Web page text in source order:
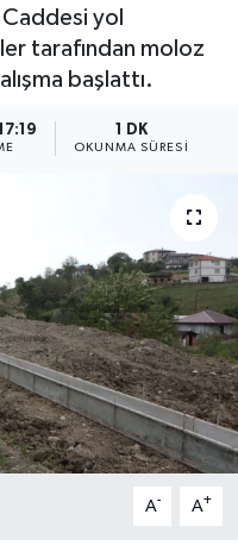
yol
tarafından moloz
başlattı.
1 DK
OKUNMA SÜRESI
A- A+